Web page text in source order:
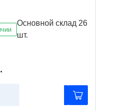
Основной склад 26
шт.